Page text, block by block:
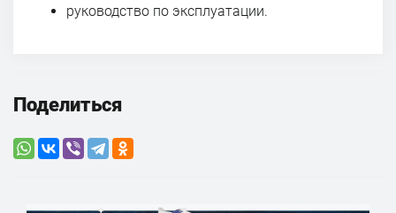
руководство по эксплуатации.
Поделиться